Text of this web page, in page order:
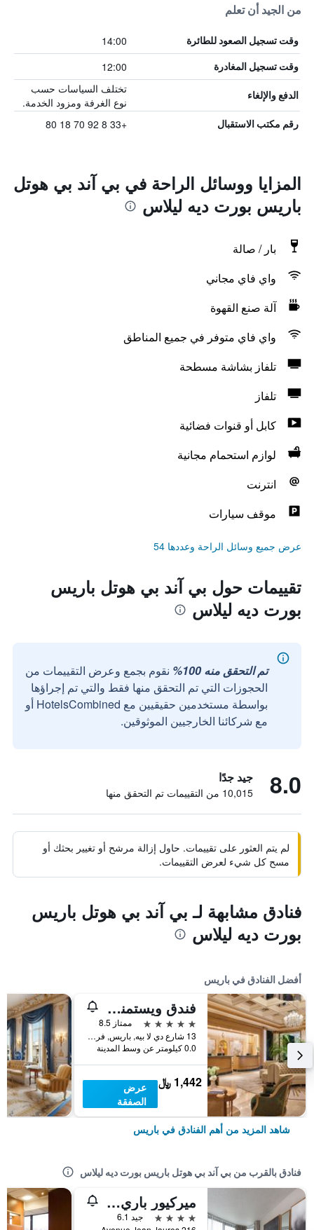
من الجيد أن تعلم
وقت تسجيل الصعود للطائرة 14:00
وقت تسجيل المغادرة 12:00
الدفع والإلغاء
تختلف السياسات حسب
نوع الغرفة ومزود الخدمة.
رقم مكتب الاستقبال +33 8 92 70 18 80
المزايا ووسائل الراحة في بي آند بي هوتل
باريس بورت ديه ليلاس
بار / صالة
واي فاي مجاني
آلة صنع القهوة
واي فاي متوفر في جميع المناطق
تلفاز بشاشة مسطحة
تلفاز
كابل أو قنوات فضائية
لوازم استحمام مجانية
انترنت
موقف سيارات
عرض جميع وسائل الراحة وعددها 54
تقييمات حول بي آند بي هوتل باريس
بورت ديه ليلاس
تم التحقق منه 100%
نقوم بجمع وعرض التقييمات من
الحجوزات التي تم التحقق منها فقط والتي تم إجراؤها
بواسطة مستخدمين حقيقيين مع HotelsCombined أو
مع شركائنا الخارجيين الموثوقين.
8.0 جيد جدًا
10,015 من التقييمات تم التحقق منها
لم يتم العثور على تقييمات. حاول إزالة مرشح أو تغيير بحثك أو
مسح كل شيء لعرض التقييمات.
فنادق مشابهة لـ بي آند بي هوتل باريس
بورت ديه ليلاس
أفضل الفنادق في باريس
فندق ويستمنستر
5 نجوم
ممتاز 8.5
13 شارع دي لا بيه, باريس, فرنسا
0.0 كيلومتر عن وسط المدينة
1,442 ﷼
عرض
الصفقة
شاهد المزيد من أهم الفنادق في باريس
فنادق بالقرب من بي آند بي هوتل باريس بورت ديه ليلاس
ميركيور باري 19 فيلارموني لا فيليت
4 نجوم
جيد 6.1